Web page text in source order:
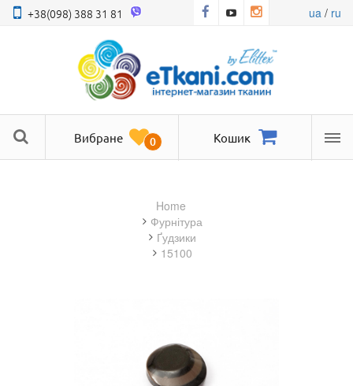
+38(098) 388 31 81 ua/ ru
Вибране 0 Кошик
Home
фурнітура
Ґудзики
15100